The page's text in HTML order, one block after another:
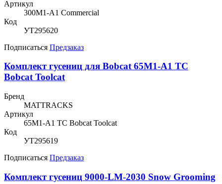
Артикул
300M1-A1 Commercial
Код
УТ295620
Подписаться Предзаказ
Комплект гусениц для Bobcat 65M1-A1 TC
Bobcat Toolcat
Бренд
MATTRACKS
Артикул
65M1-A1 TC Bobcat Toolcat
Код
УТ295619
Подписаться Предзаказ
Комплект гусениц 9000-LM-2030 Snow Grooming